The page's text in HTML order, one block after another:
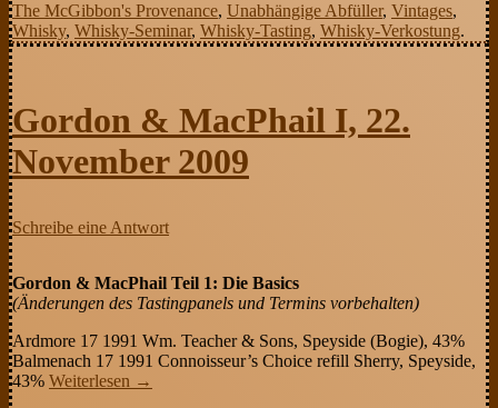
The McGibbon's Provenance, Unabhängige Abfüller, Vintages,
Whisky, Whisky-Seminar, Whisky-Tasting, Whisky-Verkostung.
Gordon & MacPhail I, 22.
November 2009
Schreibe eine Antwort
Gordon & MacPhail Teil 1: Die Basics
(Änderungen des Tastingpanels und Termins vorbehalten)
Ardmore 17 1991 Wm. Teacher & Sons, Speyside (Bogie), 43%
Balmenach 17 1991 Connoisseur’s Choice refill Sherry, Speyside,
43% Weiterlesen →